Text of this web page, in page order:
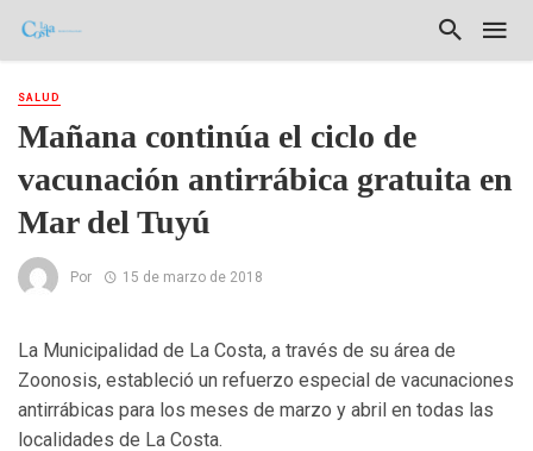
SALUD
Mañana continúa el ciclo de
vacunación antirrábica gratuita en
Mar del Tuyú
Por 15 de marzo de 2018
La Municipalidad de La Costa, a través de su área de
Zoonosis, estableció un refuerzo especial de vacunaciones
antirrábicas para los meses de marzo y abril en todas las
localidades de La Costa.